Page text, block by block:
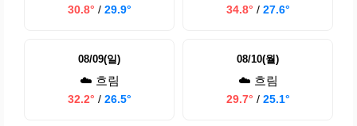
30.8° / 29.9° 34.8° / 27.6°
08/09(일)
☁️ 흐림
32.2° / 26.5°
08/10(월)
☁️ 흐림
29.7° / 25.1°